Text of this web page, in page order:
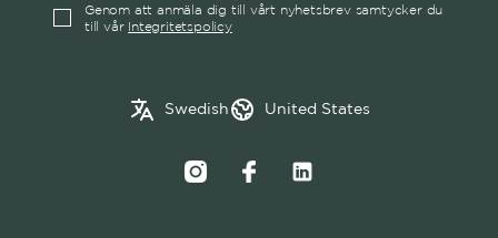
Genom att anmäla dig till vårt nyhetsbrev samtycker du
till vår Integritetspolicy
Swedish
✓
Swedish
United States
Belgium
Croatia